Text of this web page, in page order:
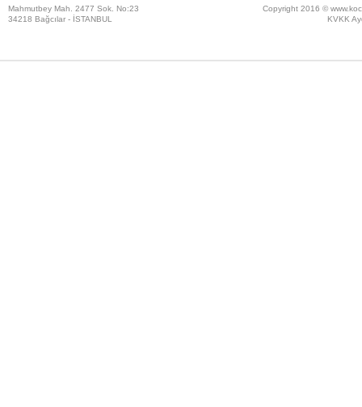
Mahmutbey Mah. 2477 Sok. No:23
34218 Bağcılar - İSTANBUL
Copyright 2016 ©
KVKK